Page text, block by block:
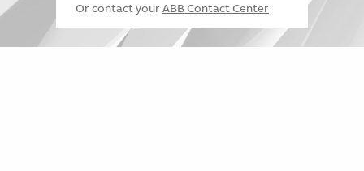
Or contact your ABB Contact Center